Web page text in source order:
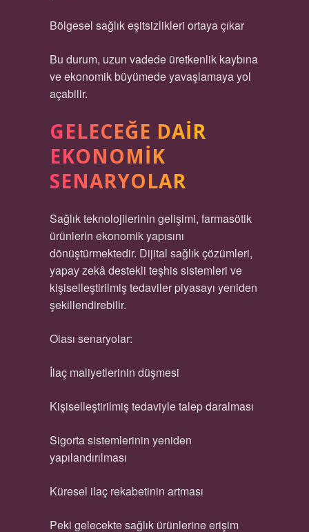
Bölgesel sağlık eşitsizlikleri ortaya çıkar
Bu durum, uzun vadede üretkenlik kaybına
ve ekonomik büyümede yavaşlamaya yol
açabilir.
GELECEĞE DAIR
EKONOMIK
SENARYOLAR
Sağlık teknolojilerinin gelişimi, farmasötik
ürünlerin ekonomik yapısını
dönüştürmektedir. Dijital sağlık çözümleri,
yapay zekâ destekli teşhis sistemleri ve
kişiselleştirilmiş tedaviler piyasayı yeniden
şekillendirebilir.
Olası senaryolar:
İlaç maliyetlerinin düşmesi
Kişiselleştirilmiş tedaviyle talep daralması
Sigorta sistemlerinin yeniden
yapılandırılması
Küresel ilaç rekabetinin artması
Peki gelecekte sağlık ürünlerine erişim